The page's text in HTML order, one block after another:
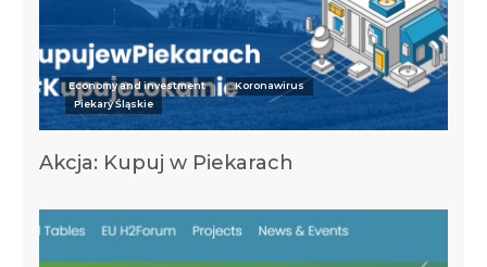
Economy and investment
Koronawirus
Piekary Śląskie
Akcja: Kupuj w Piekarach